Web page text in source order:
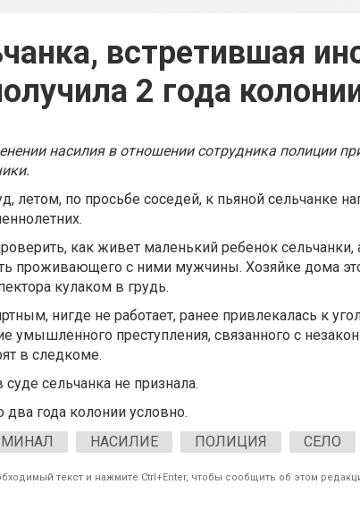
встретившая
2 года
насилия в отношении сотрудника полиции
летом, по просьбе соседей, к пьяной сельчанке
как живет маленький ребенок сельчанки,
проживающего с ними мужчины. Хозяйке дома
кулаком в грудь.
нигде не работает, ранее привлекалась к
умышленного преступления, связанного с
в следкоме.
сельчанка не признала.
года колонии условно.
НАСИЛИЕ ПОЛИЦИЯ СЕЛО
текст и нажмите Ctrl+Enter, чтобы сообщить об этом